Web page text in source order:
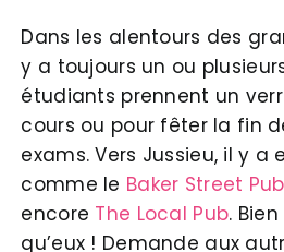
Dans les alentours des
y a toujours un ou
étudiants prennent un
cours ou pour fêter la fin
exams. Vers Jussieu, il y a
comme le Baker Street Pub
encore The Local Pub.
qu’eux ! Demande aux